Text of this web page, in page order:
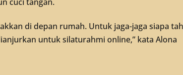
di depan rumah. Untuk jaga-jaga siapa
untuk silaturahmi online,” kata Alona